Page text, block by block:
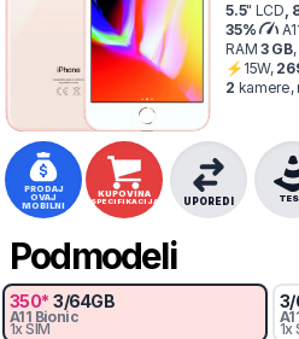
5.5" LCD
35%
RAM 3GB,
⚡ 15W,
2 kamere,
PRODAJ
OVAJ
MOBILNI
KUPOVINA
SPECIFIKACIJA UPOREDI
Podmodeli
350* 3/64GB
A11 Bionic
1x SIM
3/
1x